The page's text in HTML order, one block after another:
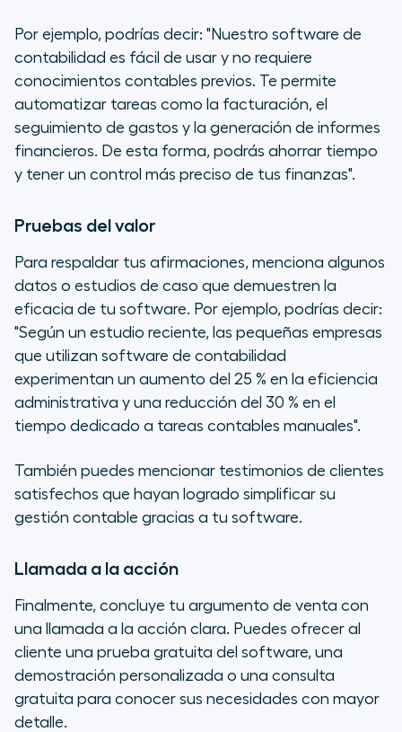
Por ejemplo, podrías decir: "Nuestro software de
contabilidad es fácil de usar y no requiere
conocimientos contables previos. Te permite
automatizar tareas como la facturación, el
seguimiento de gastos y la generación de informes
financieros. De esta forma, podrás ahorrar tiempo
y tener un control más preciso de tus finanzas".
Pruebas del valor
Para respaldar tus afirmaciones, menciona algunos
datos o estudios de caso que demuestren la
eficacia de tu software. Por ejemplo, podrías decir:
"Según un estudio reciente, las pequeñas empresas
que utilizan software de contabilidad
experimentan un aumento del 25 % en la eficiencia
administrativa y una reducción del 30 % en el
tiempo dedicado a tareas contables manuales".
También puedes mencionar testimonios de clientes
satisfechos que hayan logrado simplificar su
gestión contable gracias a tu software.
Llamada a la acción
Finalmente, concluye tu argumento de venta con
una llamada a la acción clara. Puedes ofrecer al
cliente una prueba gratuita del software, una
demostración personalizada o una consulta
gratuita para conocer sus necesidades con mayor
detalle.